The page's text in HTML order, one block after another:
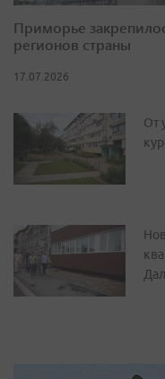
Приморье
регионов страны
17.07.2026
От